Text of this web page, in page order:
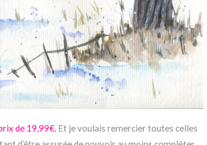
de 19,99€. Et je voulais remercier toutes celles